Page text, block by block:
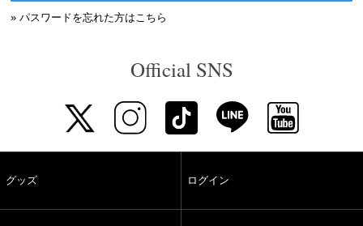
» パスワードを忘れた方はこちら
Official SNS
グッズ ログイン